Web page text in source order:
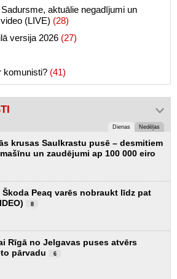
aktuālie negadījumi un
(LIVE) (28)
versija 2026 (27)
komunisti? (41)
Dienas Nedēļas
krusas Saulkrastu pusē – desmitiem
un zaudējumi ap 100 000 eiro
Peaq varēs nobraukt līdz pat
8
Rīgā no Jelgavas puses atvērs
pārvadu
6